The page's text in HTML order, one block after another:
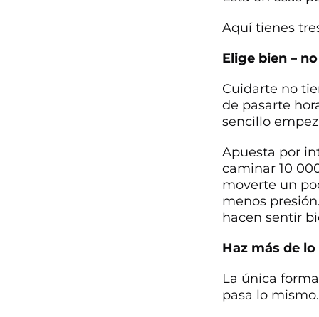
Aquí tienes
Elige bien –
Cuidarte no
de pasarte
sencillo
Apuesta por
caminar 10
moverte un
menos
hacen sentir
Haz más de
La única
pasa lo mismo.